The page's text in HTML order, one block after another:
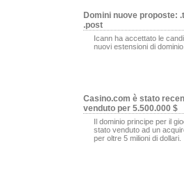
Domini nuove proposte:
.post
Icann ha accettato le
nuovi estensioni di dominio.
Casino.com è stato
venduto per 5.500.000 $
Il dominio principe per il
stato venduto ad un
per oltre 5 milioni di dollari.